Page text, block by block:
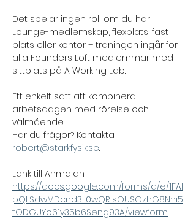
Det spelar ingen roll om du har
Lounge-medlemskap, flexplats, fast
plats eller kontor – träningen ingår för
alla Founders Loft medlemmar med
sittplats på A Working Lab.
Ett enkelt sätt att kombinera
arbetsdagen med rörelse och
välmående.
Har du frågor? Kontakta
robert@starkfysik.se.
Länk till Anmälan:
https://docs.google.com/forms/d/e/1FAI
pQLSdwMDcnd3L0wQRlsOUSOzhG8Nni5
tODGUYo61y35b6Seng93A/viewform